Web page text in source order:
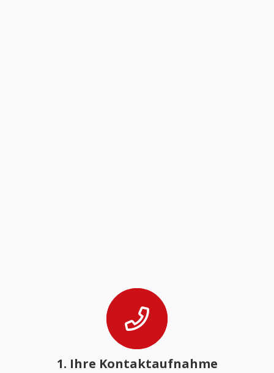
1. Ihre Kontaktaufnahme